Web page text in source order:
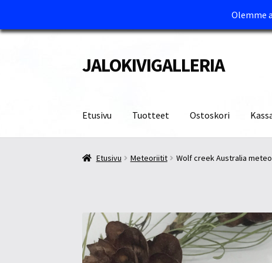
Olemme
Siirry
navigointiin
Siirry
sisältöön
JALOKIVIGALLERIA
Etusivu Tuotteet Ostoskori
Etusivu Kassa Maksutavat ja Tärkeää tietää
Etusivu Meteoriitit Wolf creek Australia